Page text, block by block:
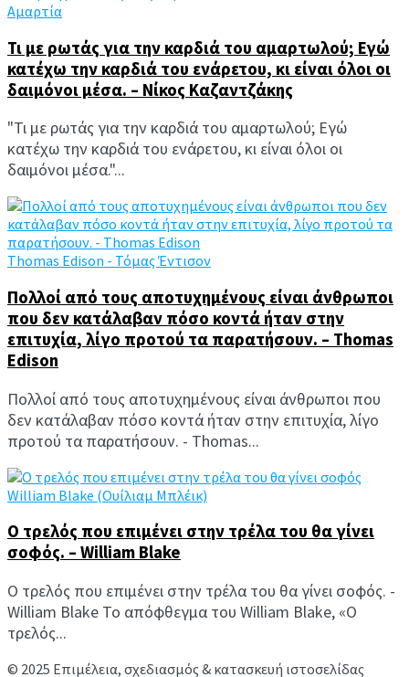
Αμαρτία
Τι με ρωτάς για την καρδιά του αμαρτωλού; Εγώ
κατέχω την καρδιά του ενάρετου, κι είναι όλοι οι
δαιμόνοι μέσα. – Νίκος Καζαντζάκης
"Τι με ρωτάς για την καρδιά του αμαρτωλού; Εγώ
κατέχω την καρδιά του ενάρετου, κι είναι όλοι οι
δαιμόνοι μέσα."...
Thomas Edison - Τόμας Έντισον
Πολλοί από τους αποτυχημένους είναι άνθρωποι
που δεν κατάλαβαν πόσο κοντά ήταν στην
επιτυχία, λίγο προτού τα παρατήσουν. – Thomas
Edison
Πολλοί από τους αποτυχημένους είναι άνθρωποι που
δεν κατάλαβαν πόσο κοντά ήταν στην επιτυχία, λίγο
προτού τα παρατήσουν. - Thomas...
William Blake (Ουίλιαμ Μπλέικ)
Ο τρελός που επιμένει στην τρέλα του θα γίνει
σοφός. – William Blake
Ο τρελός που επιμένει στην τρέλα του θα γίνει σοφός. -
William Blake Το απόφθεγμα του William Blake, «Ο
τρελός...
© 2025 Επιμέλεια, σχεδιασμός & κατασκευή ιστοσελίδας